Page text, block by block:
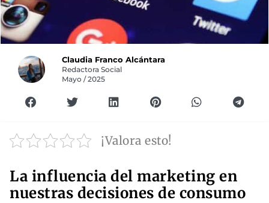
Claudia Franco Alcántara
Redactora Social
Mayo / 2025
¡Valora esto!
La influencia del marketing en
nuestras decisiones de consumo